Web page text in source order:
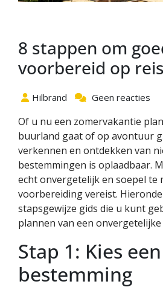
8 stappen om
voorbereid op
Hilbrand Geen reacties
Of u nu een zomervakantie
buurland gaat of op avontuur
verkennen en ontdekken van
bestemmingen is oplaadbaar.
echt onvergetelijk en soepel te
voorbereiding vereist.
stapsgewijze gids die u kunt
plannen van een onvergetelijke
Stap 1: Kies een
bestemming